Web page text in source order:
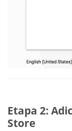
Etapa 2:
Store